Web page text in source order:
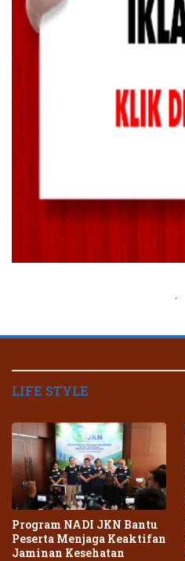
.
LIFE STYLE
Program NADI JKN Bantu
Peserta Menjaga Keaktifan
Jaminan Kesehatan